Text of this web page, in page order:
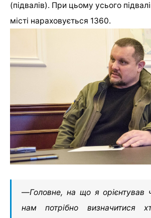
(підвалів). При цьому усього
місті нараховується 1360.
—Головне, на що я орієнтував
нам потрібно визначитися